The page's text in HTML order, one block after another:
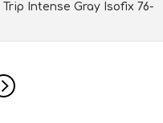
Intense Gray Isofix 76-